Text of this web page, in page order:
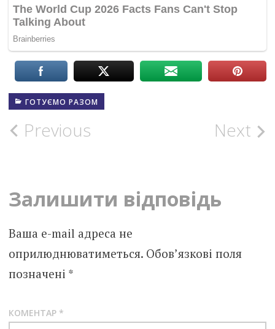
ГОТУЄМО РАЗОМ
Post
Previous Next
Залишити відповідь
Ваша e-mail адреса не
оприлюднюватиметься. Обов’язкові поля
позначені *
КОМЕНТАР *